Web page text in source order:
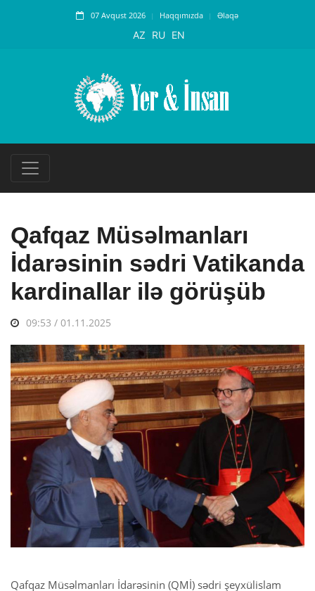
07 Avqust 2026 Haqqımızda Əlaqə
AZ RU EN
Qafqaz Müsəlmanları
İdarəsinin sədri Vatikanda
kardinallar ilə görüşüb
09:53 / 01.11.2025
Qafqaz Müsəlmanları İdarəsinin (QMİ) sədri şeyxülislam